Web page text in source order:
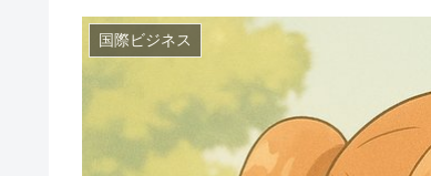
国際ビジネス